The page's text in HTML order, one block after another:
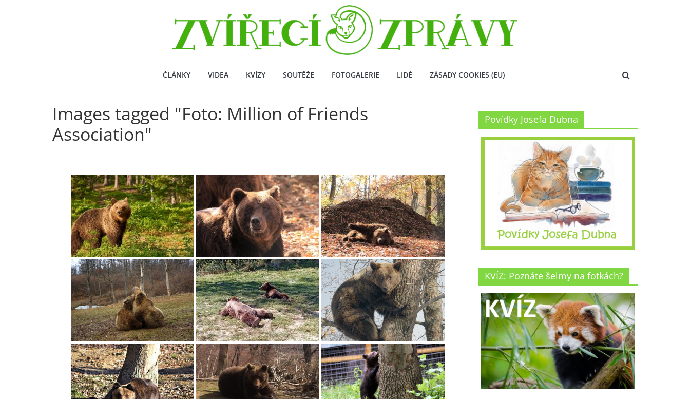
Zvirecizpravy.cz
ČLÁNKY VIDEA KVÍZY SOUTĚŽE FOTOGALERIE LIDÉ ZÁSADY COOKIES (EU)
Images tagged "Foto: Million of Friends
Association"
Povídky Josefa Dubna
KVÍZ: Poznáte šelmy na fotkách?